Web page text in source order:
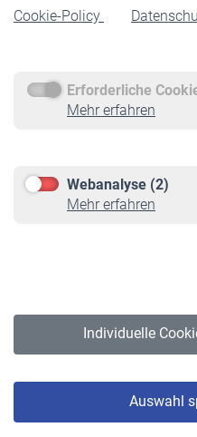
Cookie-Policy
Erforderliche
Mehr erfahren
Webanalyse (2)
Mehr erfahren
Individuelle
Auswahl
Rente beantragen
Service
Informationen
Online-Rechner
VBLnewsletter
Erklärung zur Barrierefreiheit